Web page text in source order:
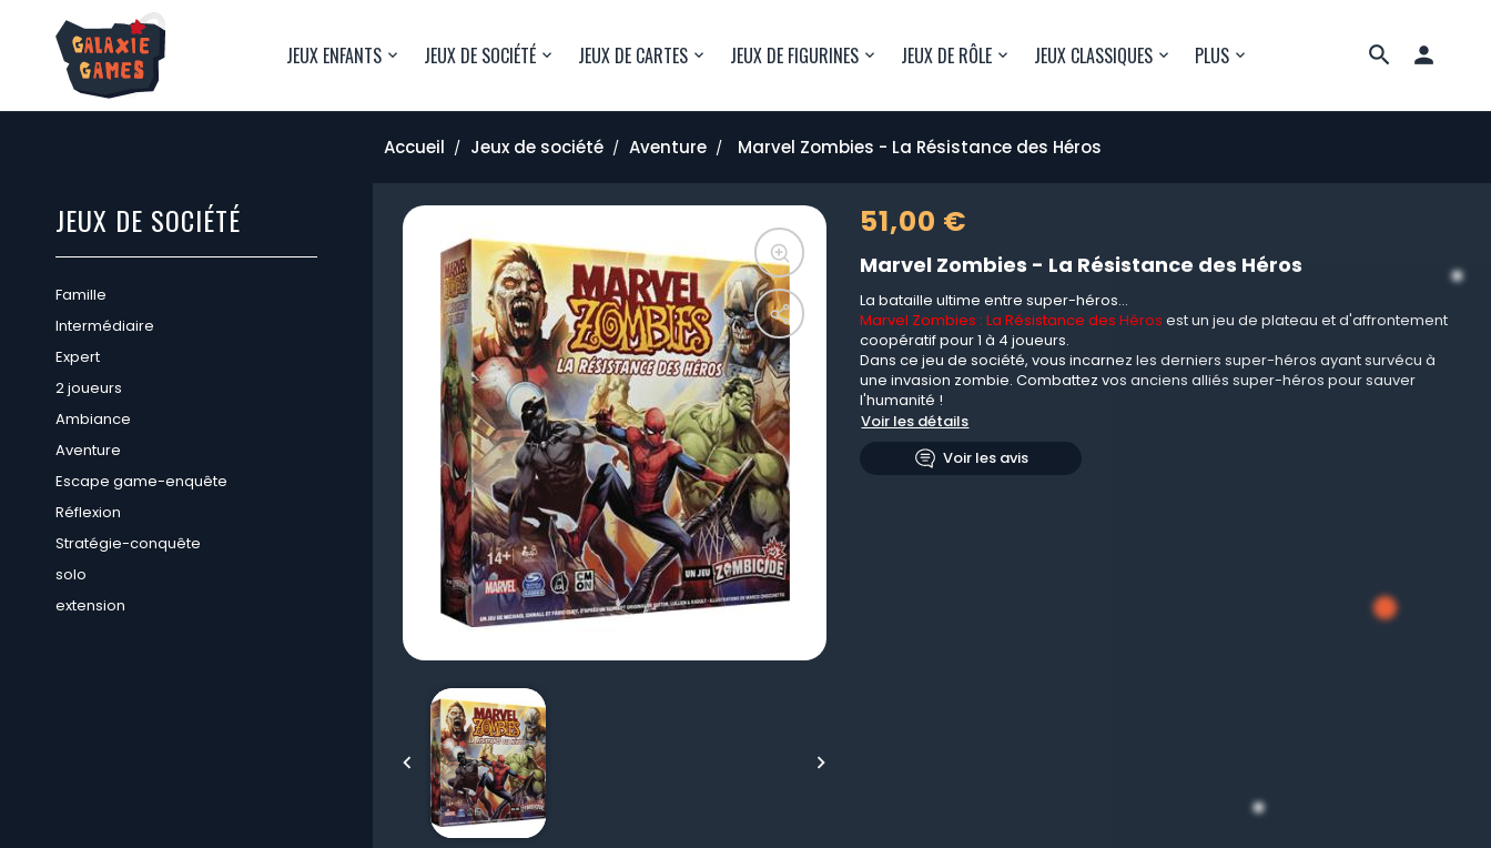

JEUX ENFANTS JEUX DE SOCIÉTÉ JEUX DE CARTES JEUX DE FIGURINES JEUX DE RÔLE JEUX CLASSIQUES PLUS
Accueil Jeux de société Aventure Marvel Zombies - La Résistance des Héros
JEUX DE SOCIÉTÉ
Famille
Intermédiaire
Expert
2 joueurs
Ambiance
Aventure
Escape game-enquête
Réflexion
Stratégie-conquête
solo
extension
 
51,00 €
Marvel Zombies - La Résistance des Héros
La bataille ultime entre super-héros...
Marvel Zombies : La Résistance des Héros est un jeu de plateau et d'affrontement
coopératif pour 1 à 4 joueurs.
Dans ce jeu de société, vous incarnez les derniers super-héros ayant survécu à
une invasion zombie. Combattez vos anciens alliés super-héros pour sauver
l'humanité !
Voir les détails
Voir les avis